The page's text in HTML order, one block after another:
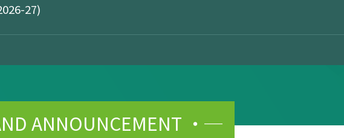
27)
ANNOUNCEMENT